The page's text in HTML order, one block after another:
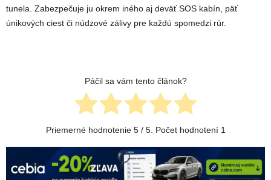
tunela. Zabezpečuje ju okrem iného aj deväť SOS kabín, päť
únikových ciest či núdzové zálivy pre každú spomedzi rúr.
Páčil sa vám tento článok?
Priemerné hodnotenie 5/ 5. Počet hodnotení 1